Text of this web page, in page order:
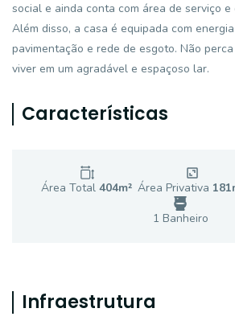
social e ainda conta com área de serviço
Além disso, a casa é equipada com
pavimentação e rede de esgoto. Não
viver em um agradável e espaçoso lar.
Características
Área Total 404m² Área Privativa 181
1 Banheiro
Infraestrutura